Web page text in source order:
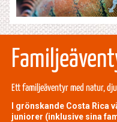
Ett familjeäventyr med natur,
I grönskande Costa Rica
juniorer (inklusive sina